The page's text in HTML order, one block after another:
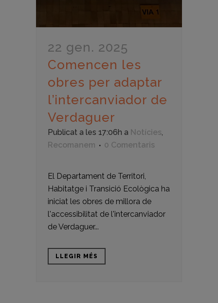
22 gen. 2025
Comencen les
obres per adaptar
l’intercanviador de
Verdaguer
Publicat a les 17:06h a Notícies,
Recomanem
0 Comentaris
El Departament de Territori,
Habitatge i Transició Ecològica ha
iniciat les obres de millora de
l'accessibilitat de l'intercanviador
de Verdaguer...
LLEGIR MÉS